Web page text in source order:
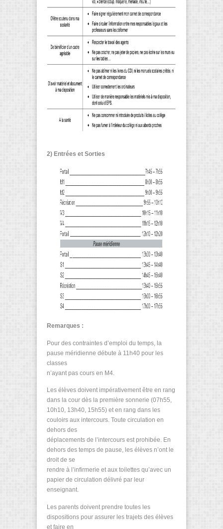
2) Entrées et Sorties
Remarques :
Pour des contraintes d’emploi du temps, la
pause méridienne débute à 11h40 pour les
classes
n’ayant pas cours en M4.
Les élèves doivent impérativement être en rang
dans la cour dès la première sonnerie (07h55,
10h10, 13h40, 15h55) et en rang dans les
couloirs aux intercours. Toute circulation en
dehors des
déplacements de l’intercours est prohibée. En
dehors des temps de pause, les élèves n’ont le
droit de se
rendre à l’infirmerie et aux toilettes qu’avec un
papier de circulation délivré par leur
enseignant.
Les parents doivent prendre toutes les
dispositions pour assurer les trajets des élèves
et faire en